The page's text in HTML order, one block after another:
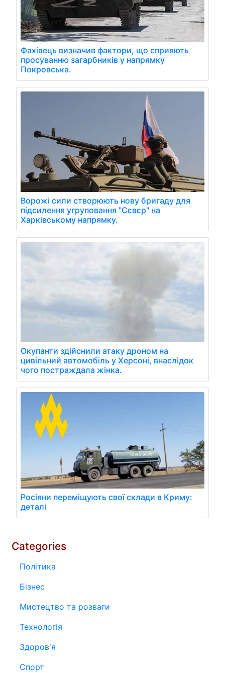
Фахівець визначив фактори, що сприяють
просуванню загарбників у напрямку
Покровська.
Ворожі сили створюють нову бригаду для
підсилення угруповання "Сєвєр" на
Харківському напрямку.
Окупанти здійснили атаку дроном на
цивільний автомобіль у Херсоні, внаслідок
чого постраждала жінка.
Росіяни переміщують свої склади в Криму:
деталі
Categories
Політика
Бізнес
Мистецтво та розваги
Технологія
Здоров'я
Спорт